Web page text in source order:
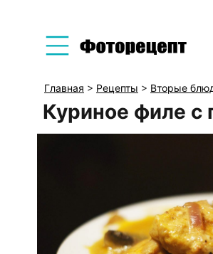
Главная > Рецепты > Вторые
Куриное филе с